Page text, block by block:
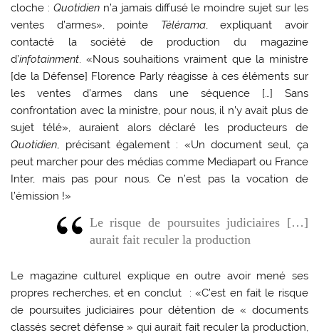
cloche : Quotidienn’a jamais diffusé le moindre sujet sur les
ventes d’armes», pointe Télérama, expliquant avoir
contacté la société de production du magazine
d’infotainment. «Nous souhaitions vraiment que la ministre
[de la Défense] Florence Parly réagisse à ces éléments sur
les ventes d’armes dans une séquence […] Sans
confrontation avec la ministre, pour nous, il n’y avait plus de
sujet télé», auraient alors déclaré les producteurs de
Quotidien, précisant également : «Un document seul, ça
peut marcher pour des médias comme Mediapart ou France
Inter, mais pas pour nous. Ce n’est pas la vocation de
l’émission !»
Le risque de poursuites judiciaires […]
aurait fait reculer la production
Le magazine culturel explique en outre avoir mené ses
propres recherches, et en conclut : «C’est en fait le risque
de poursuites judiciaires pour détention de « documents
classés secret défense » qui aurait fait reculer la production,